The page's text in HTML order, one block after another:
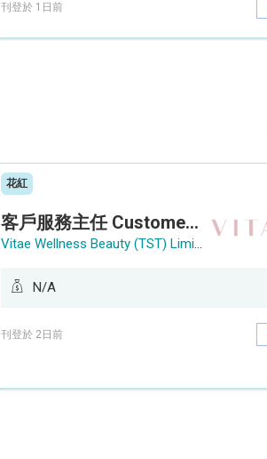
刊登於 1日前
花紅
客戶服務主任 Customer Service Officer (銅鑼灣)
Vitae Wellness Beauty (TST) Limited
N/A
刊登於 2日前